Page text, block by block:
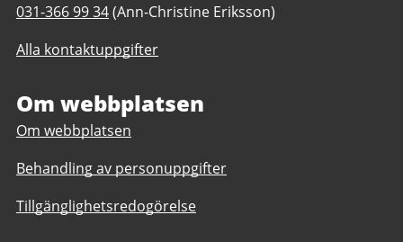
till
Café
och
daglig
verksamhet
Stad
Telefonnummer
Café
service
verksamhet
Göteborgs
031-366 99 34(Ann-Christine Eriksson)
Alla kontaktuppgifter
Om webbplatsen
Om webbplatsen
Behandling av personuppgifter
Tillgänglighetsredogörelse